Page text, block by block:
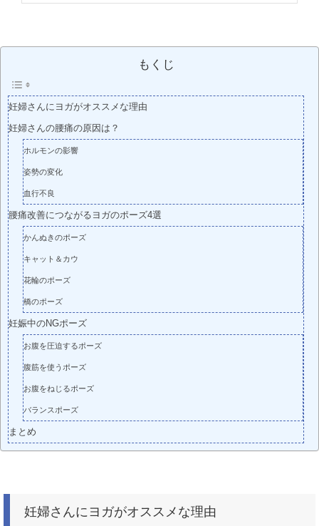
もくじ
妊婦さんにヨガがオススメな理由
妊婦さんの腰痛の原因は？
ホルモンの影響
姿勢の変化
血行不良
腰痛改善につながるヨガのポーズ4選
かんぬきのポーズ
キャット＆カウ
花輪のポーズ
橋のポーズ
妊娠中のNGポーズ
お腹を圧迫するポーズ
腹筋を使うポーズ
お腹をねじるポーズ
バランスポーズ
まとめ
妊婦さんにヨガがオススメな理由